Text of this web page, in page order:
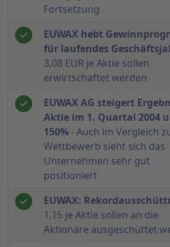
Fortsetzung
EUWAX hebt
für laufendes
3,08 EUR je Aktie sollen
erwirtschaftet werden
EUWAX AG steigert
Aktie im 1. Quartal 2004
150%- Auch im Vergleich
Wettbewerb sieht sich das
Unternehmen sehr gut
positioniert
EUWAX:
1,15 je Aktie sollen an die
Aktionäre ausgeschüttet